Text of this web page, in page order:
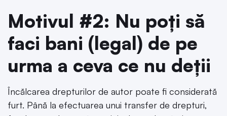
Motivul #2: Nu poți să
faci bani (legal) de pe
urma a ceva ce nu deții
Încălcarea drepturilor de autor poate fi considerată
furt. Până la efectuarea unui transfer de drepturi,